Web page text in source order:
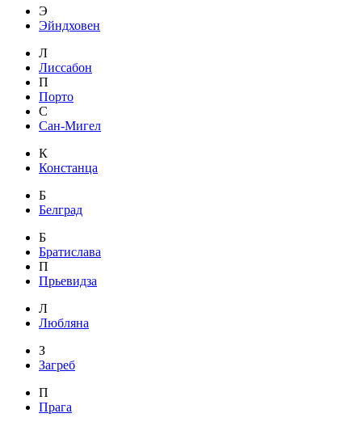
Э
Эйндховен
Л
Лиссабон
П
Порто
С
Сан-Мигел
К
Констанца
Б
Белград
Б
Братислава
П
Прьевидза
Л
Любляна
З
Загреб
П
Прага